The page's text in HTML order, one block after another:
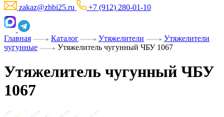
zakaz@zhbi25.ru
+7 (912) 280-01-10
Главная Каталог Утяжелители
Утяжелители
чугунные
Утяжелитель чугунный ЧБУ 1067
Утяжелитель чугунный ЧБУ
1067